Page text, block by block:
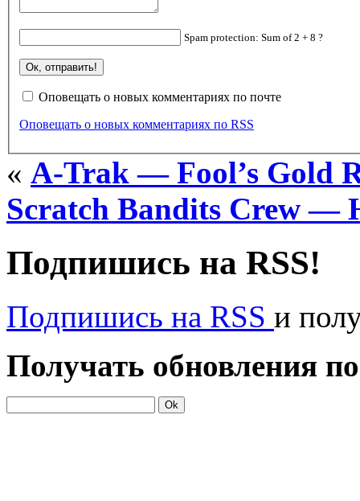
Spam protection: Sum of 2 + 8 ?
Оповещать о новых комментариях по почте
Оповещать о новых комментариях по RSS
« A-Trak — Fool’s Gold
Scratch Bandits Crew —
Подпишись на RSS!
Подпишись на RSS и
Получать обновления